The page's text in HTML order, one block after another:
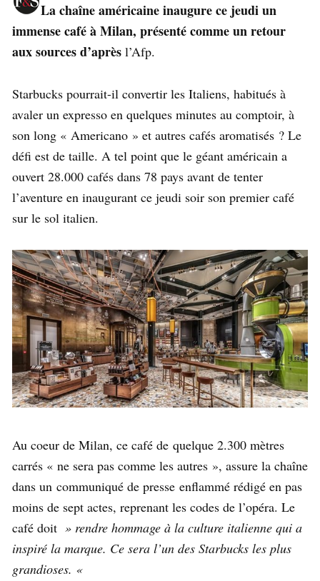
La chaîne américaine inaugure ce jeudi un
immense café à Milan, présenté comme un retour
aux sources d’après l’Afp.
Starbucks pourrait-il convertir les Italiens, habitués à
avaler un expresso en quelques minutes au comptoir, à
son long « Americano » et autres cafés aromatisés ? Le
défi est de taille. A tel point que le géant américain a
ouvert 28.000 cafés dans 78 pays avant de tenter
l’aventure en inaugurant ce jeudi soir son premier café
sur le sol italien.
Au coeur de Milan, ce café de quelque 2.300 mètres
carrés « ne sera pas comme les autres », assure la chaîne
dans un communiqué de presse enflammé rédigé en pas
moins de sept actes, reprenant les codes de l’opéra. Le
café doit » rendre hommage à la culture italienne qui a
inspiré la marque. Ce sera l’un des Starbucks les plus
grandioses. «